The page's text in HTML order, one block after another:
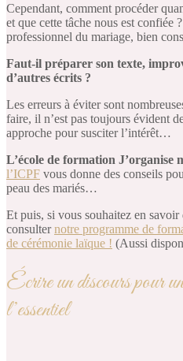
Cependant, comment procéder
et que cette tâche nous est confiée
professionnel du mariage, bien
Faut-il préparer son texte,
d’autres écrits ?
Les erreurs à éviter sont
faire, il n’est pas toujours évident
approche pour susciter l’intérêt…
L’école de formation J’organise
l’ICPF vous donne des conseils
peau des mariés…
Et puis, si vous souhaitez en savoir
consulternotre programme de
de cérémonie laïque ! (Aussi
Écrire un discours pour
l’essentiel